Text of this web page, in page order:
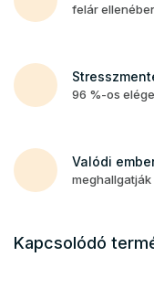
felár
96 %-os
Valódi
Kapcsolódó